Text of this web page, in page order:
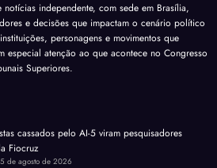
independente, com sede em Brasília,
e decisões que impactam o cenário político
personagens e movimentos que
atenção ao que acontece no Congresso
Superiores.
cassados pelo AI-5 viram pesquisadores
Fiocruz
de agosto de 2026